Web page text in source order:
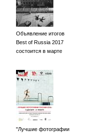
Объявление итогов
Best of Russia 2017
состоится в марте
"Лучшие фотографии